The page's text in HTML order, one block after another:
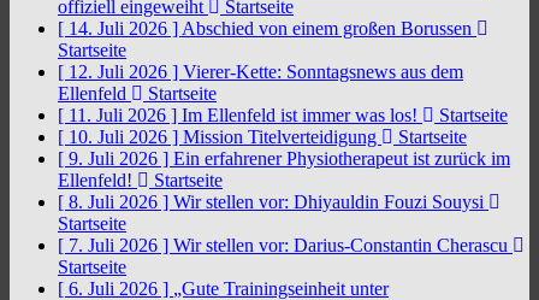
offiziell eingeweiht
Startseite
[ 14. Juli 2026 ] Abschied von einem großen Borussen
Startseite
[ 12. Juli 2026 ] Vierer-Kette: Sonntagsnews aus dem
Ellenfeld
Startseite
[ 11. Juli 2026 ] Im Ellenfeld ist immer was los!
Startseite
[ 10. Juli 2026 ] Mission Titelverteidigung
Startseite
[ 9. Juli 2026 ] Ein erfahrener Physiotherapeut ist zurück im
Ellenfeld!
Startseite
[ 8. Juli 2026 ] Wir stellen vor: Dhiyauldin Fouzi Souysi
Startseite
[ 7. Juli 2026 ] Wir stellen vor: Darius-Constantin Cherascu
Startseite
[ 6. Juli 2026 ] „Gute Trainingseinheit unter